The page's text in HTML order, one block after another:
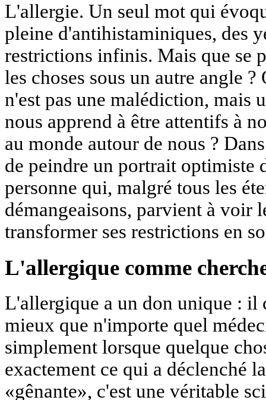
L'allergie. Un seul mot qui
pleine d'antihistaminiques, des
restrictions infinis. Mais que se
les choses sous un autre angle
n'est pas une malédiction, mais
nous apprend à être attentifs à
au monde autour de nous ?
de peindre un portrait optimiste
personne qui, malgré tous les
démangeaisons, parvient à voir
transformer ses restrictions en
L'allergique comme
L'allergique a un don unique : il
mieux que n'importe quel
simplement lorsque quelque
exactement ce qui a déclenché
«gênante», c'est une véritable